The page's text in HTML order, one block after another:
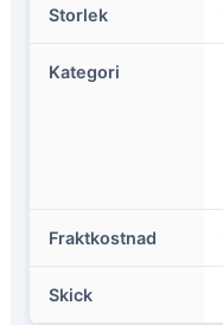
Storlek
Kategori
Fraktkostnad
Skick